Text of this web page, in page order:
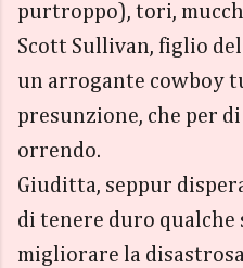
purtroppo), tori,
Scott Sullivan, figlio
un arrogante cowboy
presunzione, che per
orrendo.
Giuditta, seppur
di tenere duro qualche
migliorare la